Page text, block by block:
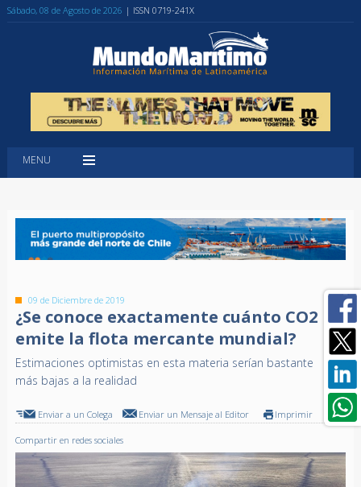
Sábado, 08 de Agosto de 2026 | ISSN 0719-241X
MENU
09 de Diciembre de 2019
¿Se conoce exactamente cuánto CO2
emite la flota mercante mundial?
Estimaciones optimistas en esta materia serían bastante
más bajas a la realidad
Enviar a un Colega Enviar un Mensaje al Editor Imprimir
Compartir en redes sociales